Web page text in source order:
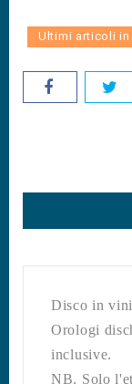
Ultimi articoli in
Disco in
Orologi
inclusive.
NB. Solo